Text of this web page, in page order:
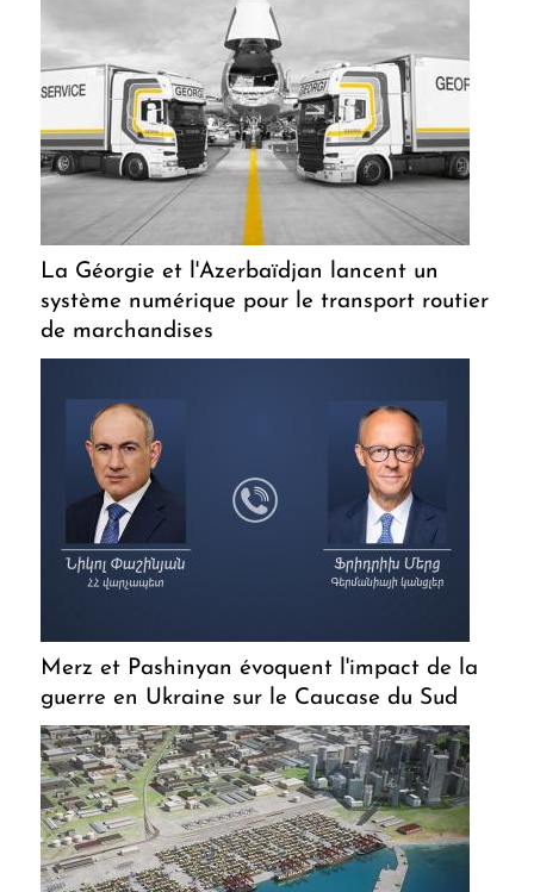
La Géorgie et l'Azerbaïdjan lancent un
système numérique pour le transport routier
de marchandises
Merz et Pashinyan évoquent l'impact de la
guerre en Ukraine sur le Caucase du Sud